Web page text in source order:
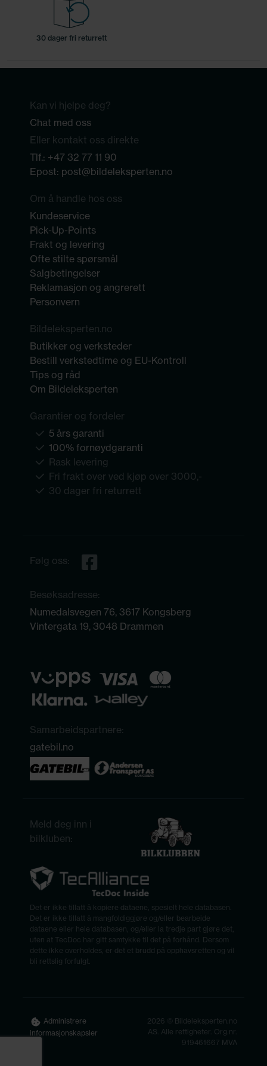
30 dager fri returrett
Kan vi hjelpe deg?
Chat med oss
Eller kontakt oss direkte
Tlf.: +47 32 77 11 90
Epost: post@bildeleksperten.no
Om å handle hos oss
Kundeservice
Pick-Up-Points
Frakt og levering
Ofte stilte spørsmål
Salgbetingelser
Reklamasjon og angrerett
Personvern
Bildeleksperten.no
Butikker og verksteder
Bestill verkstedtime og EU-Kontroll
Tips og råd
Om Bildeleksperten
Garantier og fordeler
5 års garanti
100% fornøydgaranti
Rask levering
Fri frakt over ved kjøp over 3000,-
30 dager fri returrett
Følg oss:
Besøksadresse:
Numedalsvegen 76, 3617 Kongsberg
Vintergata 19, 3048 Drammen
Samarbeidspartnere:
gatebil.no
Meld deg inn i
bilkluben:
Det er ikke tillatt å kopiere dataene, spesielt hele databasen.
Det er ikke tillatt å mangfoldiggjøre og/eller bearbeide
dataene eller hele databasen, og/eller la tredje part gjøre det,
uten at TecDoc har gitt samtykke til det på forhånd. Dersom
dette ikke overholdes, er det et brudd på opphavsretten og vil
bli rettslig forfulgt.
Administrere
informasjonskapsler
2026 © Bildeleksperten.no
AS. Alle rettigheter. Org.nr.
919461667 MVA